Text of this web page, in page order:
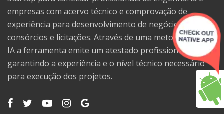
empresas com acervo técnico e comprovação de
experiência para desenvolvimento de negócios,
consórcios e licitações. Através de uma metodologia de
IA a ferramenta emite um atestado profissional,
garantindo a experiência e o nível técnico necessário
para execução dos projetos.